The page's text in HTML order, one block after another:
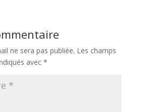
ne sera pas publiée. Les champs
avec *